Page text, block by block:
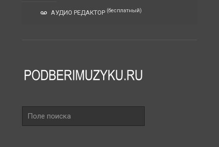
АУДИО РЕДАКТОР (бесплатный)
поиска